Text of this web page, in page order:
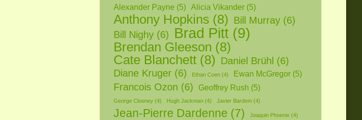
Alexander Payne (5) Alicia Vikander (5)
Anthony Hopkins (8) Bill Murray (6)
Bill Nighy (6) Brad Pitt (9)
Brendan Gleeson (8)
Cate Blanchett (8) Daniel Brühl (6)
Diane Kruger (6) Ethan Coen (4) Ewan McGregor (5)
Francois Ozon (6) Geoffrey Rush (5)
George Clooney (4) Hugh Jackman (4) Javier Bardem (4)
Jean-Pierre Dardenne (7) Joaquin Phoenix (4)